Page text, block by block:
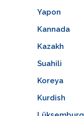
Yapon
Kannada
Kazakh
Suahili
Koreya
Kurdish